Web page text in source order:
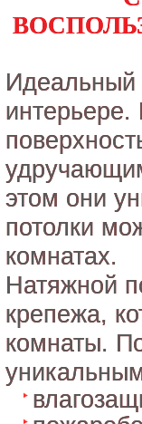
Идеальный
интерьере.
этом они
потолки
комнатах.
Натяжной
крепежа,
комнаты.